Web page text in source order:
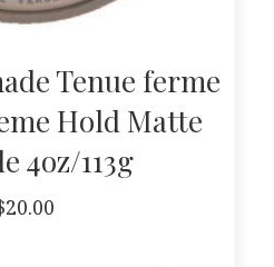
Tenue ferme
Hold Matte
4oz/113g
20.00